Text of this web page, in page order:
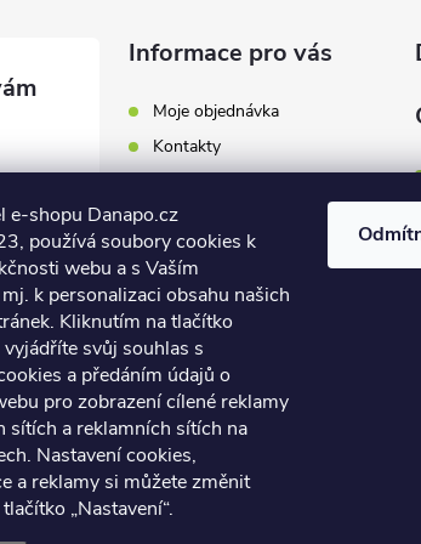
e-shopu Danapo.cz
používá soubory cookies k
webu a s Vaším
k personalizaci obsahu našich
Kliknutím na tlačítko
vyjádříte svůj souhlas s
a předáním údajů o
pro zobrazení cílené reklamy
sítích a reklamních sítích na
Nastavení cookies,
a reklamy si můžete změnit
„Nastavení“.
446
446
Informace pro vás
Moje objednávka
Kontakty
Hodnocení obchodu
Obchodní podmínky
Reklamace a výměna zboží
Podmínky ochrany osobních
údajů
Soubory cookies
Napište nám
Jak nakupovat? / How to
shop?